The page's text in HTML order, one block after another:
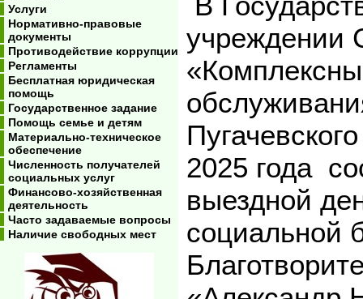
Услуги
Нормативно-правовые
документы
Противодействие коррупции
Регламенты
Бесплатная юридическая
помощь
Государственное задание
Помощь семье и детям
Материально-техническое
обеспечение
Численность получателей
социальных услуг
Финансово-хозяйственная
деятельность
Часто задаваемые вопросы
Наличие свободных мест
учреждении
2025 года
выездной
социальной